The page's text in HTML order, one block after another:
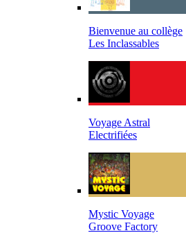
Bienvenue au collège
Les Inclassables
Voyage Astral
Electrifiées
Mystic Voyage
Groove Factory